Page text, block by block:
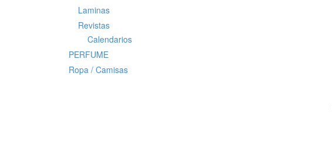
Laminas
Revistas
Calendarios
PERFUME
Ropa / Camisas